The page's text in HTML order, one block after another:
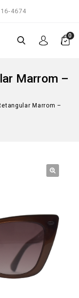
4674
0
Marrom –
Marrom –